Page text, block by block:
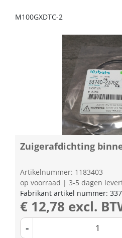
M100GXDTC-2
Zuigerafdichting
Artikelnummer: 1183403
op voorraad | 3-5 dagen
Fabrikant artikel nummer:
€ 12,78 excl.
-